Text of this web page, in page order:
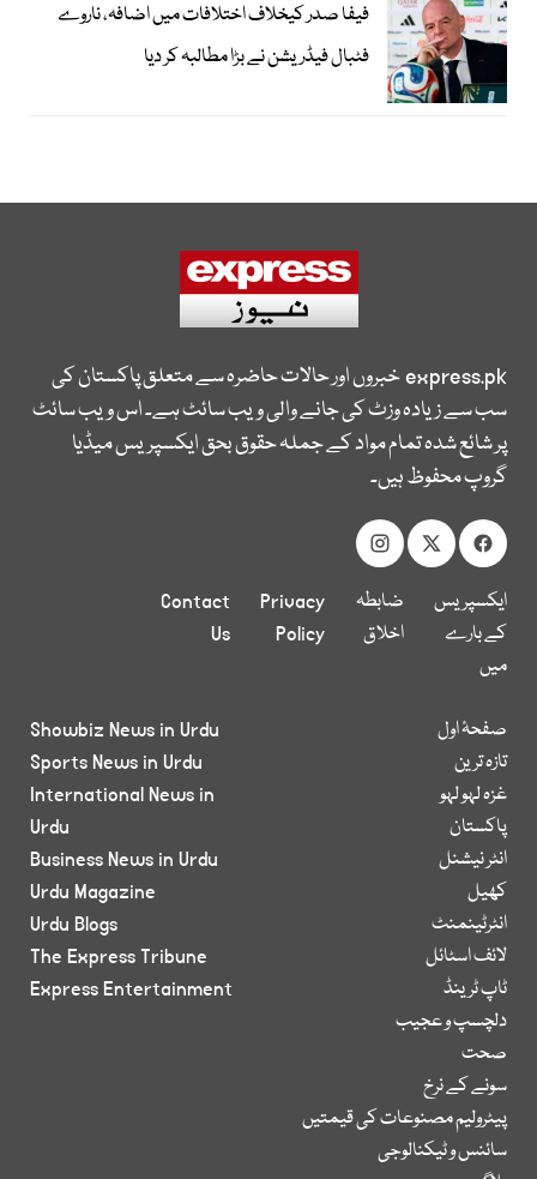
فیفا صدر کیخلاف اختلافات میں اضافہ، ناروے
فٹبال فیڈریشن نے بڑا مطالبہ کر دیا
express.pkخبروں اور حالات حاضرہ سے متعلق پاکستان کی
سب سے زیادہ وزٹ کی جانے والی ویب سائٹ ہے۔ اس ویب سائٹ
پر شائع شدہ تمام مواد کے جملہ حقوق بحق ایکسپریس میڈیا
گروپ محفوظ ہیں۔
ایکسپریس
کے بارے
میں
ضابطہ
اخلاق
Privacy
Policy
Contact
Us
صفحۂ اول
تازہ ترین
غزہ لہو لہو
پاکستان
انٹر نیشنل
کھیل
انٹرٹینمنٹ
لائف اسٹائل
ٹاپ ٹرینڈ
دلچسپ و عجیب
صحت
سونے کے نرخ
پیٹرولیم مصنوعات کی قیمتیں
سائنس و ٹیکنالوجی
Showbiz News in Urdu
Sports News in Urdu
International News in
Urdu
Business News in Urdu
Urdu Magazine
Urdu Blogs
The Express Tribune
Express Entertainment